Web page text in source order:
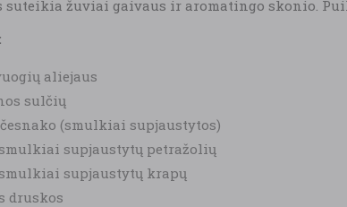
suteikia žuviai gaivaus ir aromatingo skonio.
aliejaus
sulčių
(smulkiai supjaustytos)
supjaustytų petražolių
supjaustytų krapų
druskos